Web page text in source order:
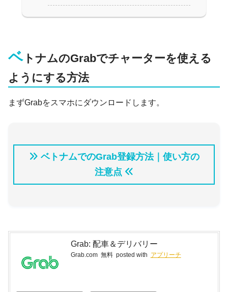
ベ トナムのGrabでチャーターを使える
ようにする方法
まずGrabをスマホにダウンロードします。
ベトナムでのGrab登録方法｜使い方の
注意点
Grab: 配車＆デリバリー
Grab.com 無料 posted with アプリーチ